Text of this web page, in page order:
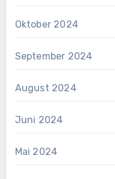
Oktober 2024
September 2024
August 2024
Juni 2024
Mai 2024